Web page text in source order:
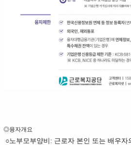
◎융자개요
○노부모부양비: 근로자 본인 또는 배우